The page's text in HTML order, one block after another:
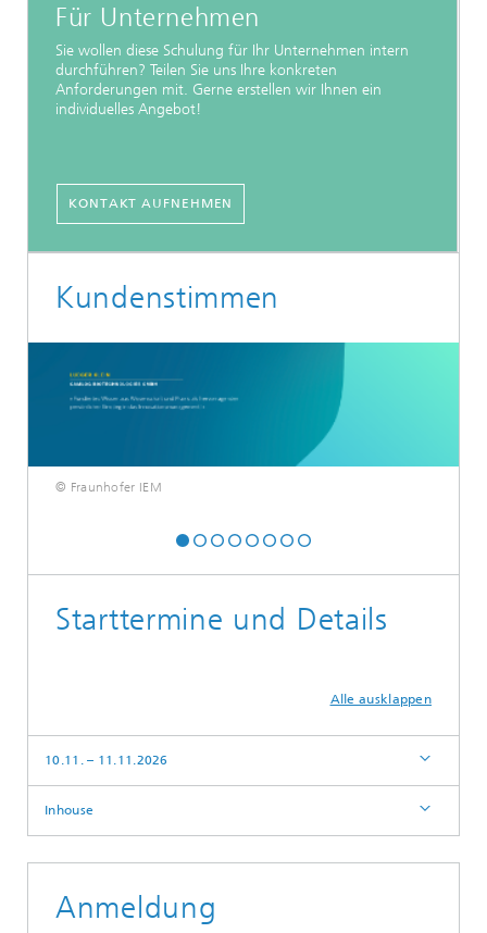
Für Unternehmen
Sie wollen diese Schulung für Ihr Unternehmen intern
durchführen? Teilen Sie uns Ihre konkreten
Anforderungen mit. Gerne erstellen wir Ihnen ein
individuelles Angebot!
KONTAKT AUFNEHMEN
Kundenstimmen
© Fraunhofer IEM
Starttermine und Details
Alle ausklappen
10.11. – 11.11.2026
Inhouse
Anmeldung